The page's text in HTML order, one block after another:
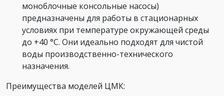
моноблочные консольные насосы)
предназначены для работы в стационарных
условиях при температуре окружающей среды
до +40 °C. Они идеально подходят для чистой
воды производственно-технического
назначения.
Преимущества моделей ЦМК: